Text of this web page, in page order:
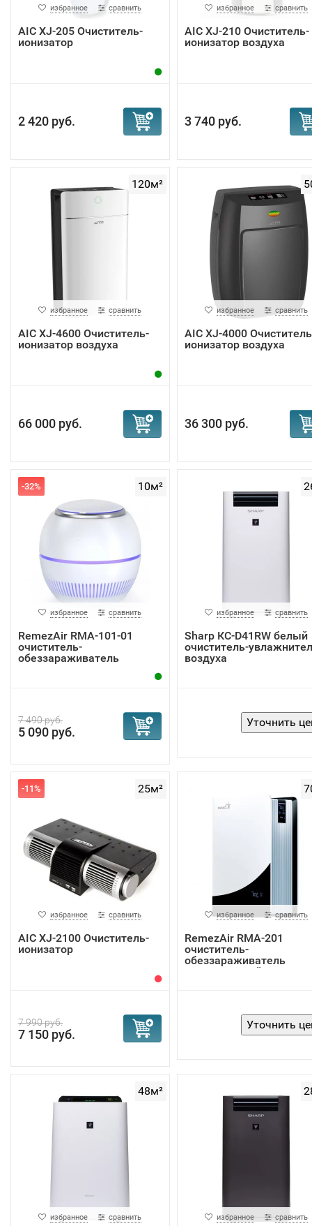
избранное сравнить
AIC XJ-205 Очиститель-
ионизатор
2 420 руб.
избранное сравнить
AIC XJ-210 Очиститель-
ионизатор воздуха
3 740 руб.
120м²
избранное сравнить
AIC XJ-4600 Очиститель-
ионизатор воздуха
66 000 руб.
избранное сравнить
AIC XJ-4000
ионизатор воздуха
36 300 руб.
10м²
-32%
избранное сравнить
RemezAir RMA-101-01
очиститель-
обеззараживатель
7 490 руб.
5 090 руб.
избранное сравнить
Sharp КС-D41RW белый
очиститель-
воздуха
25м²
-11%
избранное сравнить
AIC XJ-2100 Очиститель-
ионизатор
7 990 руб.
7 150 руб.
избранное сравнить
RemezAir RMA-201
очиститель-
обеззараживатель
стационарный
48м²
избранное сравнить избранное сравнить